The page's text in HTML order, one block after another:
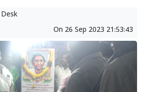
On 26 Sep 2023 21:53:43